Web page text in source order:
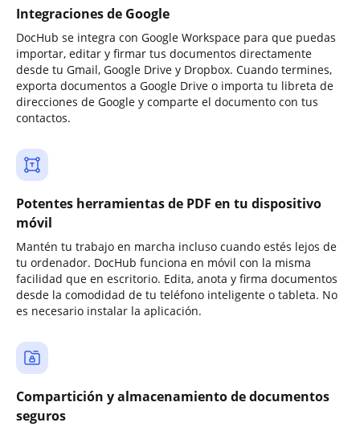
Integraciones de Google
DocHub se integra con Google Workspace para que puedas
importar, editar y firmar tus documentos directamente
desde tu Gmail, Google Drive y Dropbox. Cuando termines,
exporta documentos a Google Drive o importa tu libreta de
direcciones de Google y comparte el documento con tus
contactos.
Potentes herramientas de PDF en tu dispositivo
móvil
Mantén tu trabajo en marcha incluso cuando estés lejos de
tu ordenador. DocHub funciona en móvil con la misma
facilidad que en escritorio. Edita, anota y firma documentos
desde la comodidad de tu teléfono inteligente o tableta. No
es necesario instalar la aplicación.
Compartición y almacenamiento de documentos
seguros